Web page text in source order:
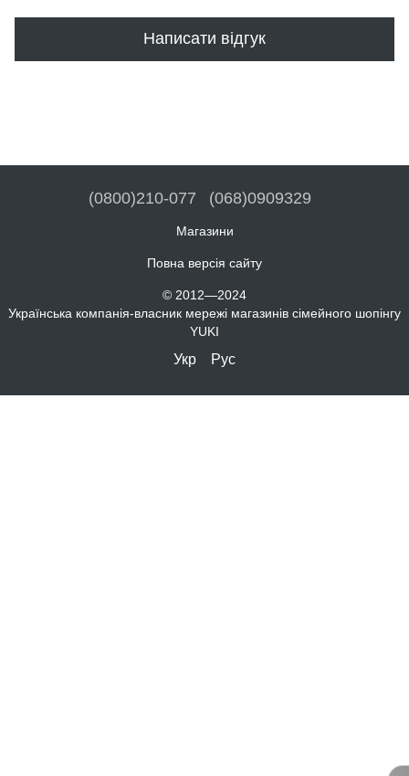
Написати відгук
(0800)210-077 (068)0909329
Магазини
Повна версія сайту
© 2012—2024
Українська компанія-власник мережі магазинів сімейного шопінгу
YUKI
Укр Рус